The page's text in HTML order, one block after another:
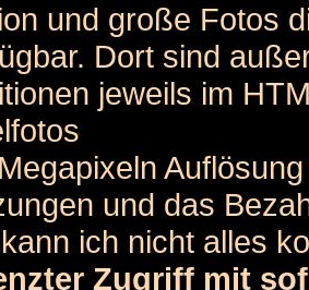
und große Fotos
Dort sind
jeweils im
und das
ich nicht alles
Zugriff mit